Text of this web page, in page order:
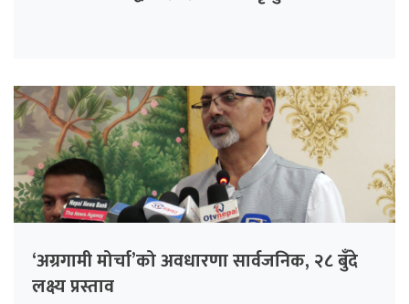
‘अग्रगामी मोर्चा’को अवधारणा सार्वजनिक, २८ बुँदे
लक्ष्य प्रस्ताव